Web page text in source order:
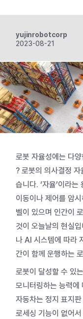
yujinrobotcorp
2023-08-21
로봇 자율성에는 다
? 로봇의 의사결정
습니다. ‘자율’이라
이동이나 제어를 암
벨이 있으며 인간이
것이 오늘날의 현실
나 AI 시스템에 따라
간이 함께 운행하는
로봇이 달성할 수 있
모니터링하는 능력
자동차는 정지 표지
로세싱 기능이 없어